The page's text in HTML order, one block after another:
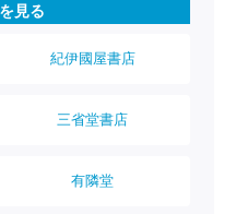
見る
紀伊國屋書店
三省堂書店
有隣堂